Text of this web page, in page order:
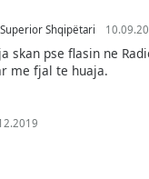
Shqipëtari
skan pse flasin ne
me fjal te huaja.